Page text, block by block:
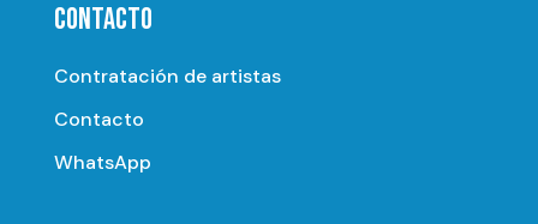
CONTACTO
Contratación de artistas
Contacto
WhatsApp